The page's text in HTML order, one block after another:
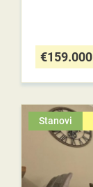
€159.000
Stanovi